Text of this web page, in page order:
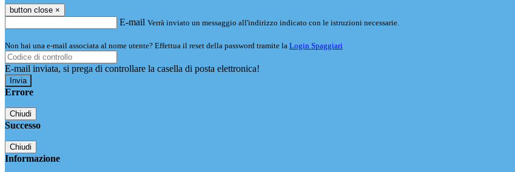
button close ×
E-mail Verrà inviato un messaggio all'indirizzo indicato con le istruzioni necessarie.
Non hai una e-mail associata al nome utente? Effettua il reset della password tramite la Login Spaggiari
E-mail inviata, si prega di controllare la casella di posta elettronica!
Errore
Chiudi
Successo
Chiudi
Informazione